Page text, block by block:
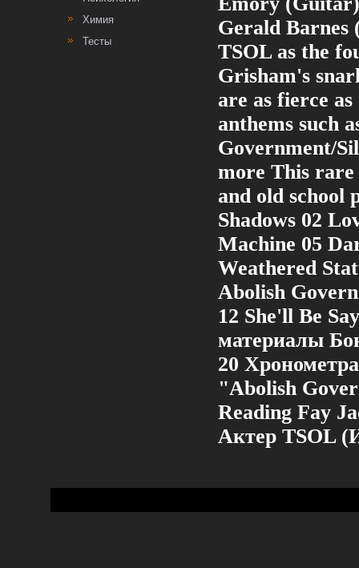
Химия
Тесты
Gerald Barnes
TSOL as the
Grisham's
are as fierce
anthems such
Government/
more This rare
and old school
Shadows 02
Machine 05
Weathered
Abolish
12 She'll Be
материалы
20
"Abolish
Reading Fay
Актер TSOL